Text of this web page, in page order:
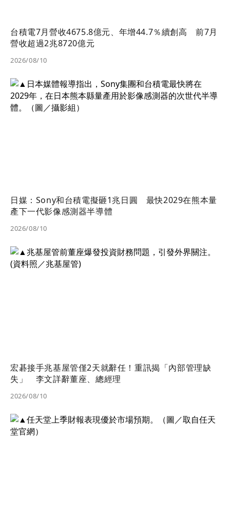
台積電7月營收4675.8億元、年增44.7％續創高 前7月
營收超過2兆8720億元
2026/08/10
日媒：Sony和台積電擬砸1兆日圓 最快2029在熊本量
產下一代影像感測器半導體
2026/08/10
宏碁接手兆基屋管僅2天就辭任！重訊揭「內部管理缺
失」 李文詳辭董座、總經理
2026/08/10